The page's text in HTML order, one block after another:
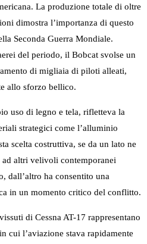
La produzione totale di oltre
dimostra l’importanza di questo
Seconda Guerra Mondiale.
del periodo, il Bobcat svolse un
di migliaia di piloti alleati,
allo sforzo bellico.
uso di legno e tela, rifletteva la
strategici come l’alluminio
scelta costruttiva, se da un lato ne
altri velivoli contemporanei
dall’altro ha consentito una
in un momento critico del conflitto.
di Cessna AT-17 rappresentano
cui l’aviazione stava rapidamente